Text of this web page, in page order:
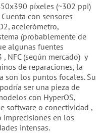
píxeles (~302 ppi)
con sensores
acelerómetro,
(probablemente de
algunas fuentes
NFC (según mercado) y
de reparaciones, la
son los puntos focales. Su
ser una pieza de
con HyperOS,
software o conectividad ,
imprecisiones en los
intensas.